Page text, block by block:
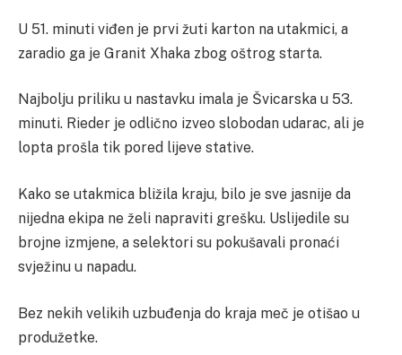
U 51. minuti viđen je prvi žuti karton na utakmici, a
zaradio ga je Granit Xhaka zbog oštrog starta.
Najbolju priliku u nastavku imala je Švicarska u 53.
minuti. Rieder je odlično izveo slobodan udarac, ali je
lopta prošla tik pored lijeve stative.
Kako se utakmica bližila kraju, bilo je sve jasnije da
nijedna ekipa ne želi napraviti grešku. Uslijedile su
brojne izmjene, a selektori su pokušavali pronaći
svježinu u napadu.
Bez nekih velikih uzbuđenja do kraja meč je otišao u
produžetke.